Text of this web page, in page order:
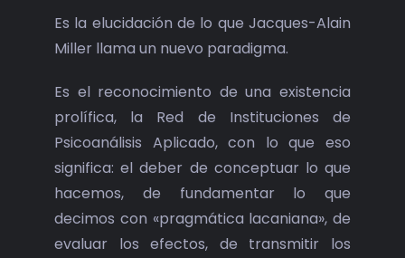
Es la elucidación de lo que Jacques-Alain
Miller llama un nuevo paradigma.
Es el reconocimiento de una existencia
prolífica, la Red de Instituciones de
Psicoanálisis Aplicado, con lo que eso
significa: el deber de conceptuar lo que
hacemos, de fundamentar lo que
decimos con «pragmática lacaniana», de
evaluar los efectos, de transmitir los